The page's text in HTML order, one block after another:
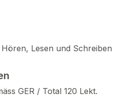
Lesen und Schreiben
GER / Total 120 Lekt.